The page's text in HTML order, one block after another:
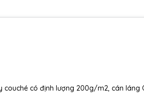
có định lượng 200g/m2, cán láng